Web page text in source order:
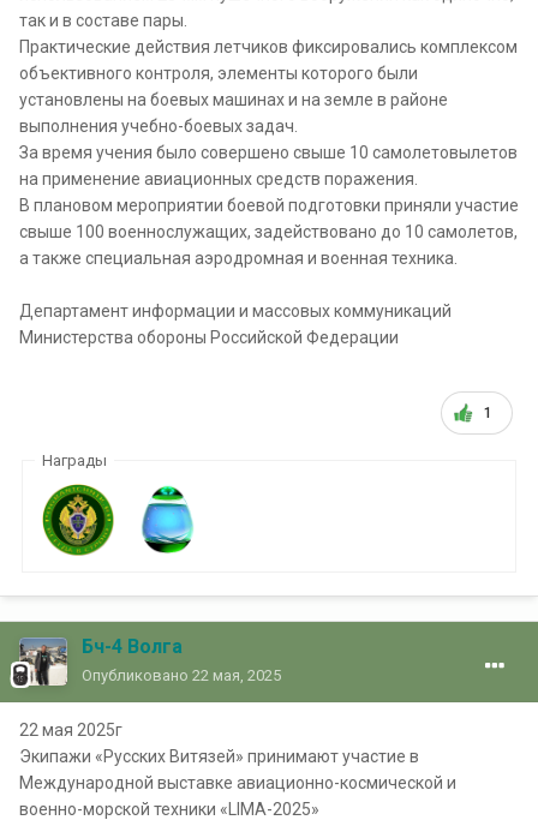
так и в составе пары.
Практические действия летчиков фиксировались комплексом
объективного контроля, элементы которого были
установлены на боевых машинах и на земле в районе
выполнения учебно-боевых задач.
За время учения было совершено свыше 10 самолетовылетов
на применение авиационных средств поражения.
В плановом мероприятии боевой подготовки приняли участие
свыше 100 военнослужащих, задействовано до 10 самолетов,
а также специальная аэродромная и военная техника.
Департамент информации и массовых коммуникаций
Министерства обороны Российской Федерации
1
Награды
Бч-4 Волга
Опубликовано 22 мая, 2025
22 мая 2025г
Экипажи «Русских Витязей» принимают участие в
Международной выставке авиационно-космической и
военно-морской техники «LIMA-2025»